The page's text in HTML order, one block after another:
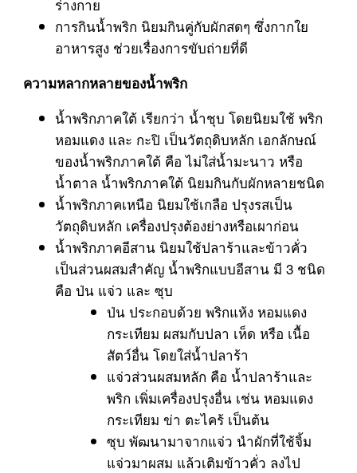
ร่างกาย
การกินน้ำพริก นิยมกินคู่กับผักสดๆ ซึ่งกากใย
อาหารสูง ช่วยเรื่องการขับถ่ายที่ดี
ความหลากหลายของน้ำพริก
น้ำพริกภาคใต้ เรียกว่า น้ำชุบ โดยนิยมใช้ พริก
หอมแดง และ กะปิ เป็นวัตถุดิบหลัก เอกลักษณ์
ของน้ำพริกภาคใต้ คือ ไม่ใส่น้ำมะนาว หรือ
น้ำตาล น้ำพริกภาคใต้ นิยมกินกับผักหลายชนิด
น้ำพริกภาคเหนือ นิยมใช้เกลือ ปรุงรสเป็น
วัตถุดิบหลัก เครื่องปรุงต้องย่างหรือเผาก่อน
น้ำพริกภาคอีสาน นิยมใช้ปลาร้าและข้าวคั่ว
เป็นส่วนผสมสำคัญ น้ำพริกแบบอีสาน มี 3 ชนิด
คือ ป่น แจ่ว และ ซุบ
ป่น ประกอบด้วย พริกแห้ง หอมแดง
กระเทียม ผสมกับปลา เห็ด หรือ เนื้อ
สัตว์อื่น โดยใส่น้ำปลาร้า
แจ่วส่วนผสมหลัก คือ น้ำปลาร้าและ
พริก เพิ่มเครื่องปรุงอื่น เช่น หอมแดง
กระเทียม ข่า ตะไคร้ เป็นต้น
ซุบ พัฒนามาจากแจ่ว นำผักที่ใช้จิ้ม
แจ่วมาผสม แล้วเติมข้าวคั่ว ลงไป